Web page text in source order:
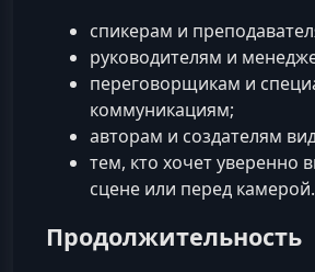
спикерам и
руководителям и
переговорщикам и
коммуникациям;
авторам и создателям
тем, кто хочет уверенно
сцене или перед камерой.
Продолжительность